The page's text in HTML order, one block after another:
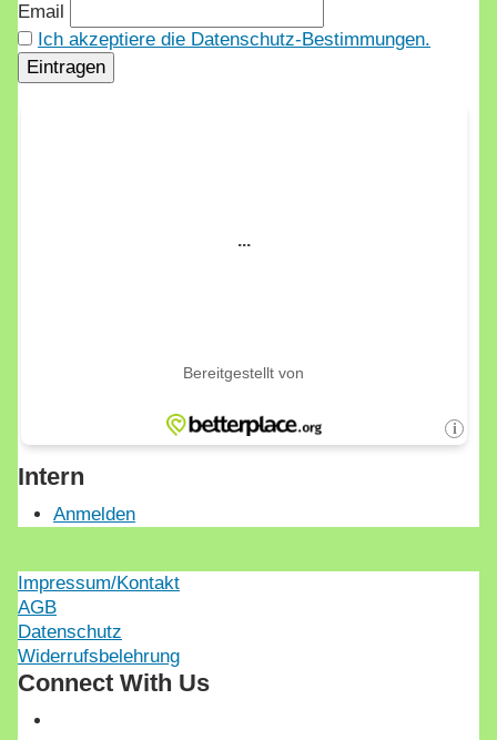
Email
Ich akzeptiere die Datenschutz-Bestimmungen.
Intern
Anmelden
Impressum/Kontakt
AGB
Datenschutz
Widerrufsbelehrung
Connect With Us